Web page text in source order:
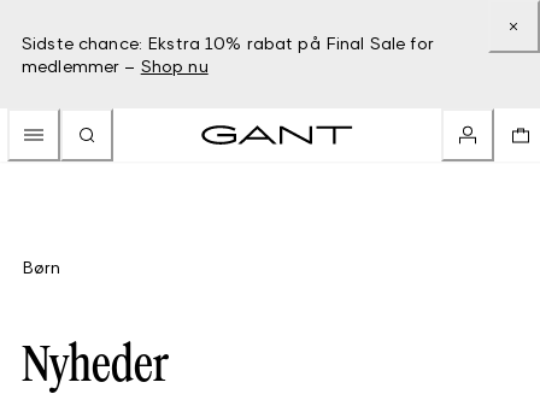
Sidste chance: Ekstra 10% rabat på Final Sale for
medlemmer – Shop nu
Børn
Nyheder